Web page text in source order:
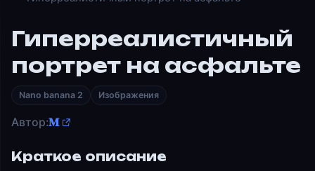
Гиперреалистичный
портрет на асфальте
Nano banana 2 Изображения
Автор:𝐌
Краткое описание